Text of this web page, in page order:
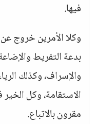
فيها.
وكلا الأمرين خروج عن
بدعة التفريط
والإسراف، وكذلك
الاستقامة، وكل
مقرون بالاتباع.